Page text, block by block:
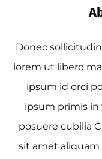
Donec
lorem ut libero
ipsum id orci
ipsum primis in
posuere cubilia
sit amet aliquam